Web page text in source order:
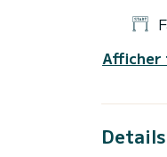
Afficher
Details